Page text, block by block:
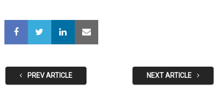
PREV ARTICLE NEXT ARTICLE